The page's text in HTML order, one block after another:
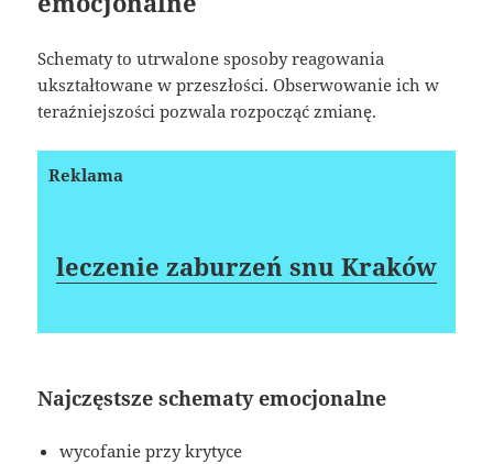
Schematy to utrwalone sposoby reagowania
ukształtowane w przeszłości. Obserwowanie ich w
teraźniejszości pozwala rozpocząć zmianę.
Reklama
leczenie zaburzeń snu Kraków
Najczęstsze schematy emocjonalne
wycofanie przy krytyce